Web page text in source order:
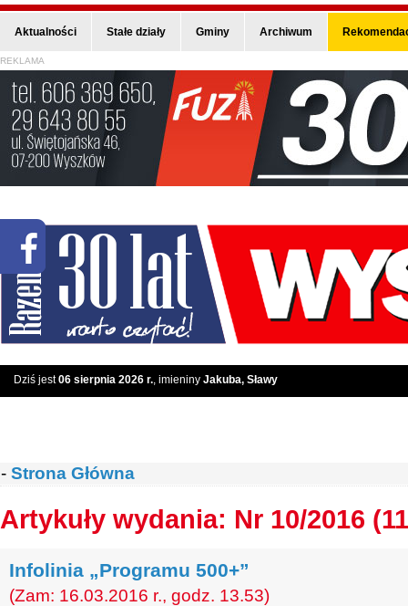
Aktualności Stałe działy Gminy Archiwum
REKLAMA
Dziś jest06 sierpnia 2026 r., imieniny Jakuba, Sławy
- Strona Główna
Artykuły wydania: Nr 10/2016
Infolinia „Programu 500+”
(Zam: 16.03.2016 r., godz. 13.53)